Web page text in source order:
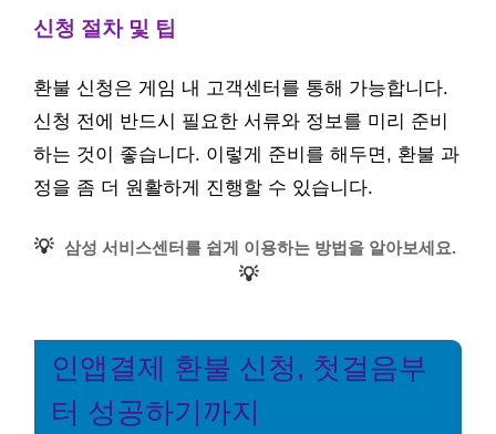
신청 절차 및 팁
환불 신청은 게임 내 고객센터를 통해 가능합니다.
신청 전에 반드시 필요한 서류와 정보를 미리 준비
하는 것이 좋습니다. 이렇게 준비를 해두면, 환불 과
정을 좀 더 원활하게 진행할 수 있습니다.
💡 삼성 서비스센터를 쉽게 이용하는 방법을 알아보세요.
💡
인앱결제 환불 신청, 첫걸음부
터 성공하기까지